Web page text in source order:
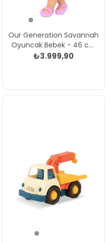
Our Generation Savannah
Oyuncak Bebek - 46 cm
Çok Renkli
₺3.999,90